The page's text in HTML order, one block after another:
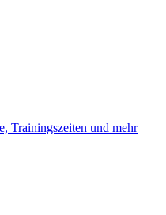
Trainingszeiten und mehr